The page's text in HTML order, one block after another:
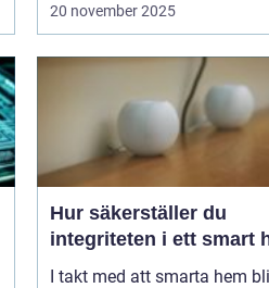
20 november 2025
Hur säkerställer du
integriteten i ett smart
I takt med att smarta hem